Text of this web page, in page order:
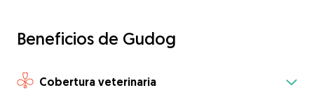
Beneficios de Gudog
Cobertura veterinaria